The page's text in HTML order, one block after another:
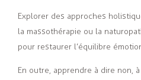
Explorer des approches
la massothérapie ou la
pour restaurer l’équilibre
En outre, apprendre à dire non,